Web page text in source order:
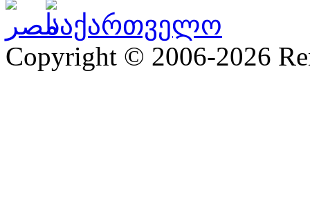
Copyright © 2006-2026